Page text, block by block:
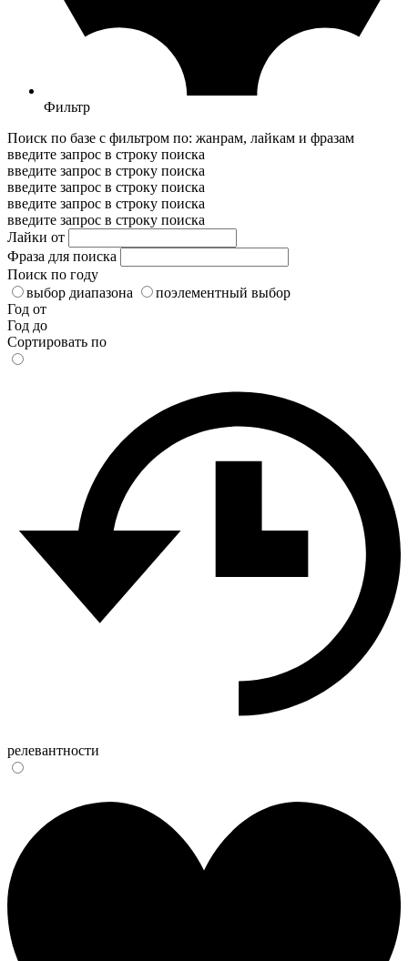
Фильтр
Поиск по базе с фильтром по: жанрам, лайкам и фразам
введите запрос в строку поиска
введите запрос в строку поиска
введите запрос в строку поиска
введите запрос в строку поиска
введите запрос в строку поиска
Лайки от
Фраза для поиска
Поиск по году
выбор диапазона
поэлементный выбор
Год от
Год до
Сортировать по
релевантности